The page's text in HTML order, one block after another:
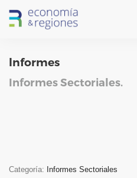
SOBRE E&R
Informes
Informes Sectoriales.
Categoría: Informes Sectoriales